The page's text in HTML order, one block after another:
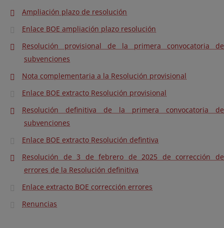
Ampliación plazo de resolución
Enlace BOE ampliación plazo resolución
Resolución provisional de la primera convocatoria de
subvenciones
Nota complementaria a la Resolución provisional
Enlace BOE extracto Resolución provisional
Resolución definitiva de la primera convocatoria de
subvenciones
Enlace BOE extracto Resolución defintiva
Resolución de 3 de febrero de 2025 de corrección de
errores de la Resolución definitiva
Enlace extracto BOE corrección errores
Renuncias